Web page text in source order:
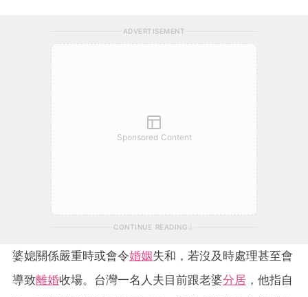
ADVERTISEMENT
Sponsored Content
CONTINUE READING
婆媳關係嚴重時或會令婚姻失和，若沒及時處理甚至會
導致離婚收場。台灣一名人夫目前跟老婆分居 ，他指自